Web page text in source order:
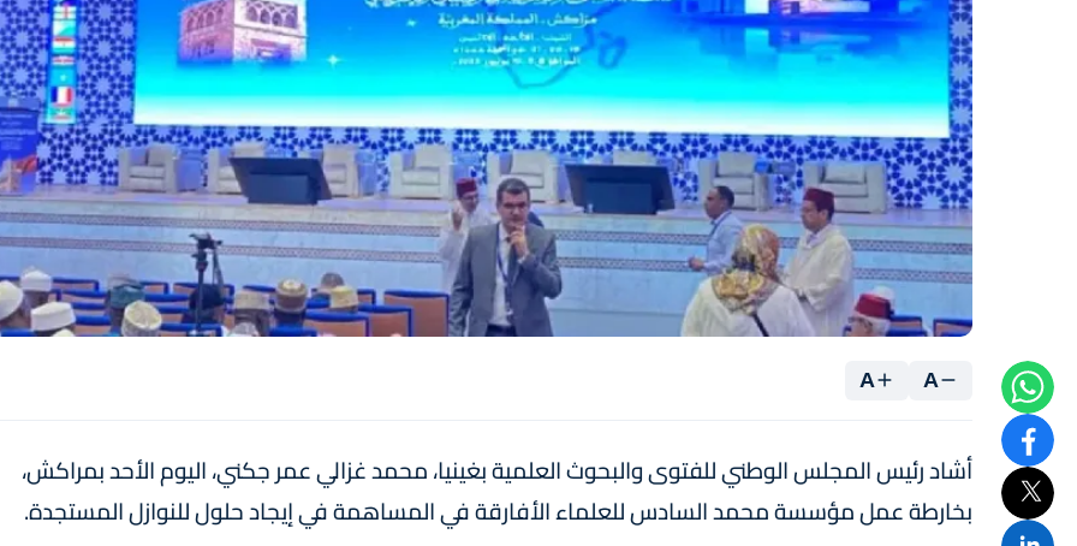
A
A
أشاد رئيس المجلس الوطني للفتوى والبحوث العلمية بغينيا، محمد غزالي عمر جكني، اليوم الأحد بمراكش،
بخارطة عمل مؤسسة محمد السادس للعلماء الأفارقة في المساهمة في إيجاد حلول للنوازل المستجدة.